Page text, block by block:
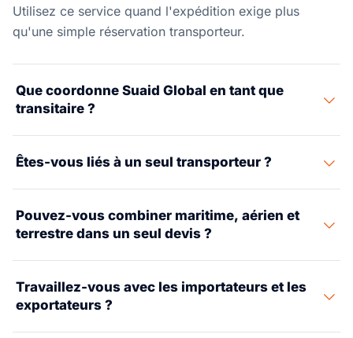
Utilisez ce service quand l'expédition exige plus
qu'une simple réservation transporteur.
Que coordonne Suaid Global en tant que
transitaire ?
l'enlèvement à l'origine, le fret international, les
documents, la douane, l'entreposage et la livraison
finale, quand ces briques sont nécessaires.
Êtes-vous liés à un seul transporteur ?
les voies sont comparées selon l'horaire, le coût, le
risque, l'équipement et la qualité de service.
Pouvez-vous combiner maritime, aérien et
terrestre dans un seul devis ?
comme un seul plan opérationnel, pour que les
transferts soient visibles avant l'approbation.
Travaillez-vous avec les importateurs et les
exportateurs ?